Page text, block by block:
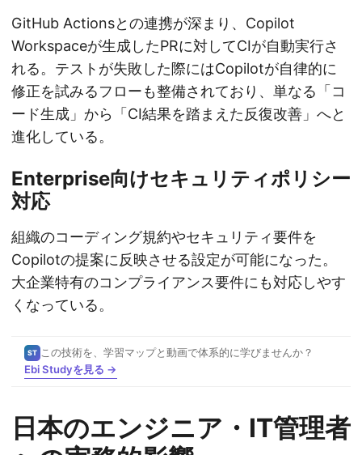
GitHub Actionsとの連携が深まり、Copilot
Workspaceが生成したPRに対してCIが自動実行さ
れる。テストが失敗した際にはCopilotが自律的に
修正を試みるフローも整備されており、単なる「コ
ード生成」から「CI結果を踏まえた反復改善」へと
進化している。
Enterprise向けセキュリティポリシー
対応
組織のコーディング規約やセキュリティ要件を
Copilotの提案に反映させる設定が可能になった。
大企業特有のコンプライアンス要件にも対応しやす
くなっている。
ST この技術を、学習マップと動画で体系的に学びませんか？
Ebi Studyを見る →
日本のエンジニア・IT管理者